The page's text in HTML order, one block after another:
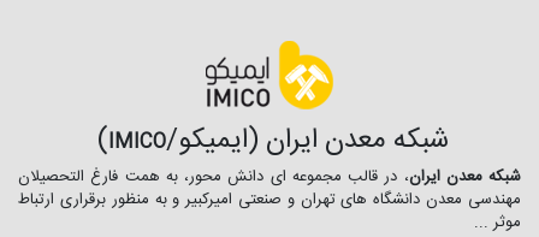
شبکه معدن ایران (ایمیکو/IMICO
)
شبکه معدن ایران، در قالب مجموعه ای دانش محور، به همت فارغ­ التحصیلان
مهندسی معدن دانشگاه ­های تهران و صنعتی امیرکبیر و به منظور برقراری ارتباط
موثر ...